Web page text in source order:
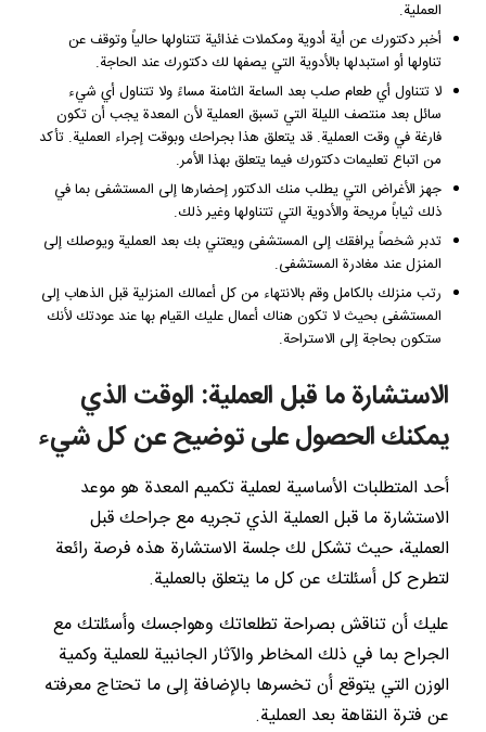
العملية.
أخبر دكتورك عن أية أدوية ومكملات غذائية تتناولها حالياً وتوقف عن
تناولها أو استبدلها بالأدوية التي يصفها لك دكتورك عند الحاجة.
لا تتناول أي طعام صلب بعد الساعة الثامنة مساءً ولا تتناول أي شيء
سائل بعد منتصف الليلة التي تسبق العملية لأن المعدة يجب أن تكون
فارغة في وقت العملية. قد يتعلق هذا بجراحك وبوقت إجراء العملية. تأكد
من اتباع تعليمات دكتورك فيما يتعلق بهذا الأمر.
جهز الأغراض التي يطلب منك الدكتور إحضارها إلى المستشفى بما في
ذلك ثياباً مريحة والأدوية التي تتناولها وغير ذلك.
تدبر شخصاً يرافقك إلى المستشفى ويعتني بك بعد العملية ويوصلك إلى
المنزل عند مغادرة المستشفى.
رتب منزلك بالكامل وقم بالانتهاء من كل أعمالك المنزلية قبل الذهاب إلى
المستشفى بحيث لا تكون هناك أعمال عليك القيام بها عند عودتك لأنك
ستكون بحاجة إلى الاستراحة.
الاستشارة ما قبل العملية: الوقت الذي
يمكنك الحصول على توضيح عن كل شيء
أحد المتطلبات الأساسية لعملية تكميم المعدة هو موعد
الاستشارة ما قبل العملية الذي تجريه مع جراحك قبل
العملية، حيث تشكل لك جلسة الاستشارة هذه فرصة رائعة
لتطرح كل أسئلتك عن كل ما يتعلق بالعملية.
عليك أن تناقش بصراحة تطلعاتك وهواجسك وأسئلتك مع
الجراح بما في ذلك المخاطر والآثار الجانبية للعملية وكمية
الوزن التي يتوقع أن تخسرها بالإضافة إلى ما تحتاج معرفته
عن فترة النقاهة بعد العملية.